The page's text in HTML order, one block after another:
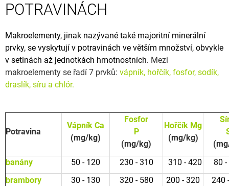
POTRAVINÁCH
Makroelementy, jinak nazývané také majoritní minerální
prvky, se vyskytují v potravinách ve větším množství, obvykle
v setinách až jednotkách hmotnostních. Mezi
makroelementy se řadí 7 prvků: vápník, hořčík, fosfor, sodík,
draslík, síru a chlór.
Potravina
Vápník Ca
(mg/kg)
Fosfor
P
(mg/kg)
Hořčík Mg
(mg/kg)
banány
50 - 120 230 - 310 310 - 420
80
brambory
30 - 130 320 - 580 200 - 320
240
A
Í
T
?
D
o